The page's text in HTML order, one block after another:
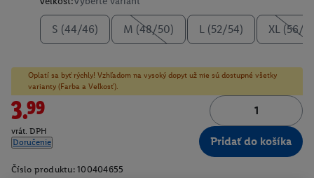
S (44/46) M (48/50) L (52/54) XL (56/
Oplatí sa byť rýchly! Vzhľadom na vysoký dopyt už nie sú dostupné všetky
varianty (Farba a Veľkosť).
3.99
vrát. DPH
Doručenie
Pridať do košíka
Číslo produktu: 100404655